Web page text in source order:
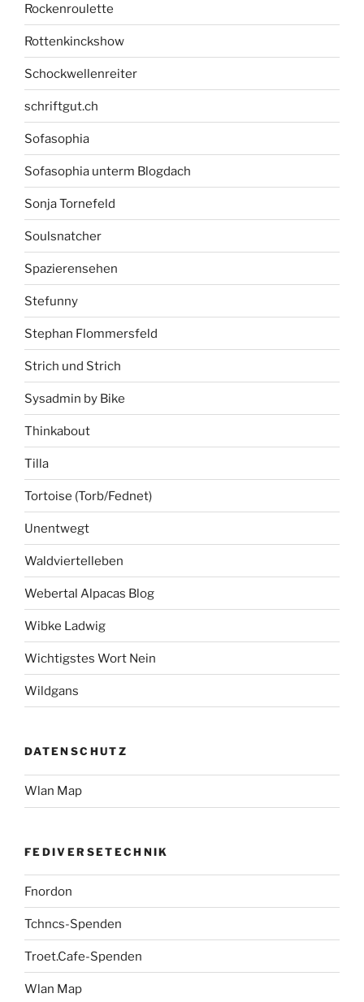
Rockenroulette
Rottenkinckshow
Schockwellenreiter
schriftgut.ch
Sofasophia
Sofasophia unterm Blogdach
Sonja Tornefeld
Soulsnatcher
Spazierensehen
Stefunny
Stephan Flommersfeld
Strich und Strich
Sysadmin by Bike
Thinkabout
Tilla
Tortoise (Torb/Fednet)
Unentwegt
Waldviertelleben
Webertal Alpacas Blog
Wibke Ladwig
Wichtigstes Wort Nein
Wildgans
DATENSCHUTZ
Wlan Map
FEDIVERSETECHNIK
Fnordon
Tchncs-Spenden
Troet.Cafe-Spenden
Wlan Map